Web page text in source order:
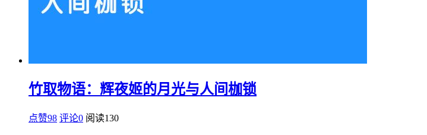
竹取物语：辉夜姬的月光与人间枷锁
点赞98 评论0 阅读130